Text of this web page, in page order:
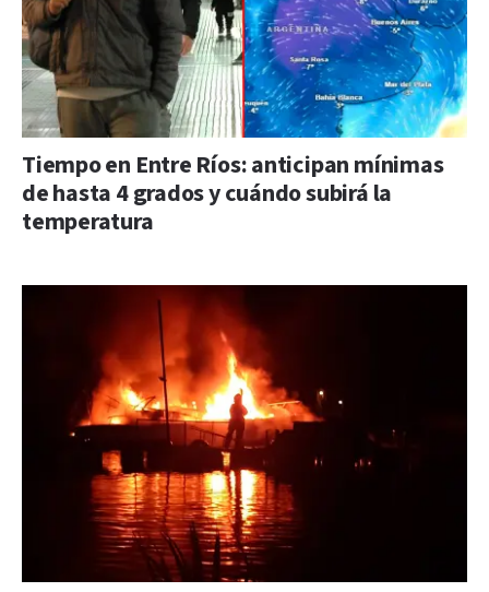
Tiempo en Entre Ríos: anticipan mínimas
de hasta 4 grados y cuándo subirá la
temperatura